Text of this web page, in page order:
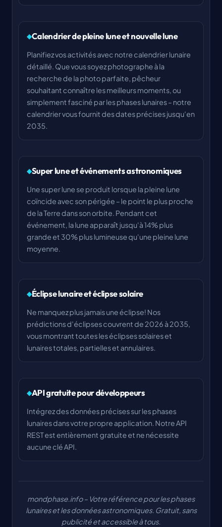
Calendrier de pleine lune et nouvelle lune
Planifiez vos activités avec notre calendrier lunaire
détaillé. Que vous soyez photographe à la
recherche de la photo parfaite, pêcheur
souhaitant connaître les meilleurs moments, ou
simplement fasciné par les phases lunaires – notre
calendrier vous fournit des dates précises jusqu'en
2035.
Super lune et événements astronomiques
Une super lune se produit lorsque la pleine lune
coïncide avec son périgée – le point le plus proche
de la Terre dans son orbite. Pendant cet
événement, la lune apparaît jusqu'à 14% plus
grande et 30% plus lumineuse qu'une pleine lune
moyenne.
Éclipse lunaire et éclipse solaire
Ne manquez plus jamais une éclipse! Nos
prédictions d'éclipses couvrent de 2026 à 2035,
vous montrant toutes les éclipses solaires et
lunaires totales, partielles et annulaires.
API gratuite pour développeurs
Intégrez des données précises sur les phases
lunaires dans votre propre application. Notre API
REST est entièrement gratuite et ne nécessite
aucune clé API.
mondphase.info – Votre référence pour les phases
lunaires et les données astronomiques. Gratuit, sans
publicité et accessible à tous.